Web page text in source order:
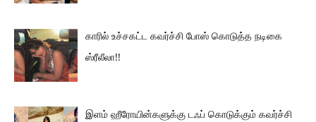
காரில் உச்சகட்ட கவர்ச்சி போஸ் கொடுத்த நடிகை
ஸ்ரீலீலா!!
இளம் ஹீரோயின்களுக்கு டஃப் கொடுக்கும் கவர்ச்சி